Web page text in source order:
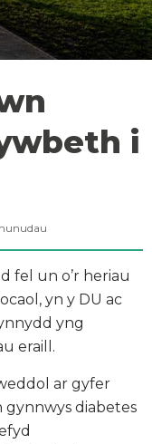
i
fel un o’r heriau
yn y DU ac
yng
eraill.
ar gyfer
gynnwys diabetes